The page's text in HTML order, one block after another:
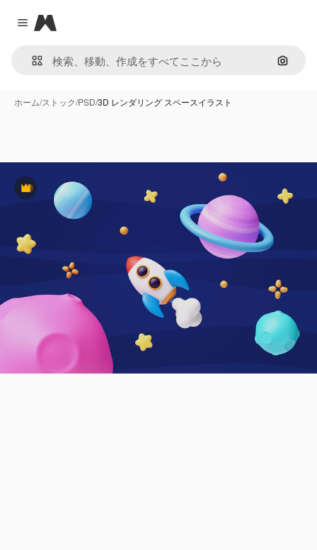
Close menu
Magnific
画像で
ホーム/ストック/PSD/3D レンダリング スペースイラスト
Premium